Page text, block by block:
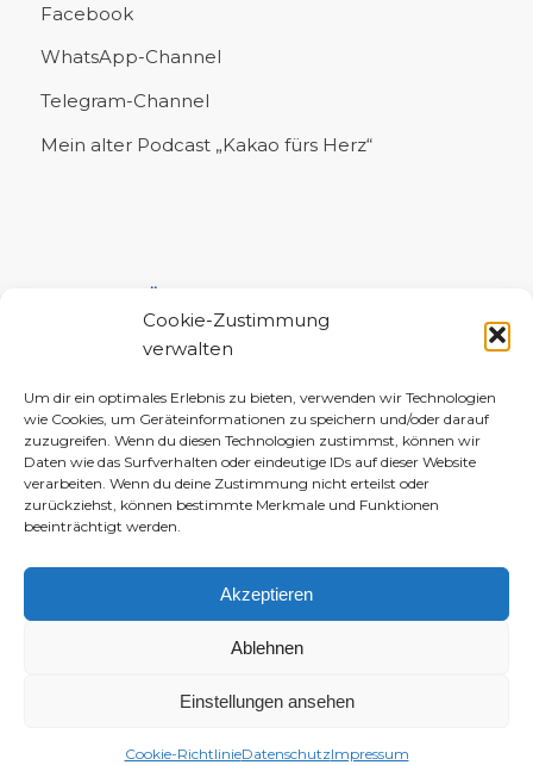
Cookie-Zustimmung
verwalten
Um dir ein optimales Erlebnis zu bieten, verwenden wir Technologien
wie Cookies, um Geräteinformationen zu speichern und/oder darauf
zuzugreifen. Wenn du diesen Technologien zustimmst, können wir
Daten wie das Surfverhalten oder eindeutige IDs auf dieser Website
verarbeiten. Wenn du deine Zustimmung nicht erteilst oder
zurückziehst, können bestimmte Merkmale und Funktionen
beeinträchtigt werden.
Akzeptieren
Ablehnen
Einstellungen ansehen
Cookie-RichtlinieDatenschutzImpressum
Facebook
WhatsApp-Channel
Telegram-Channel
Mein alter Podcast „Kakao fürs Herz“
© 2010–2026 Daniela-Marlin Jakobi (ewiglichtkind | The Fabulous Diary)